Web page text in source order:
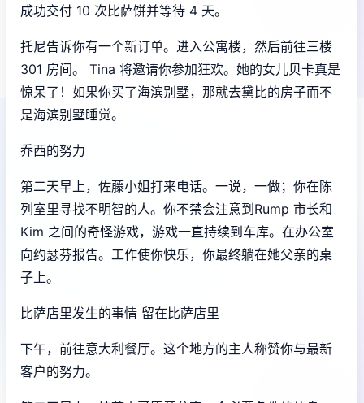
成功交付 10 次比萨饼并等待 4 天。
托尼告诉你有一个新订单。进入公寓楼，然后前往三楼
301 房间。 Tina 将邀请你参加狂欢。她的女儿贝卡真是
惊呆了！如果你买了海滨别墅，那就去黛比的房子而不
是海滨别墅睡觉。
乔西的努力
第二天早上，佐藤小姐打来电话。一说，一做；你在陈
列室里寻找不明智的人。你不禁会注意到Rump 市长和
Kim 之间的奇怪游戏，游戏一直持续到车库。在办公室
向约瑟芬报告。工作使你快乐，你最终躺在她父亲的桌
子上。
比萨店里发生的事情 留在比萨店里
下午，前往意大利餐厅。这个地方的主人称赞你与最新
客户的努力。